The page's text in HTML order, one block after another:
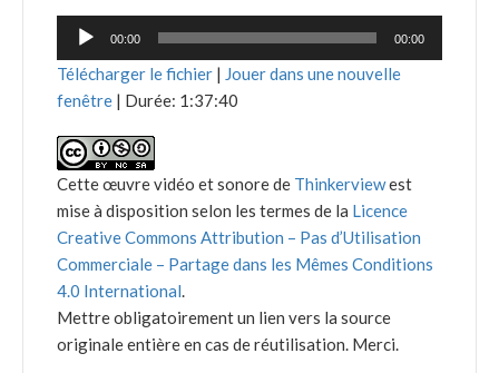
Lecteur
00:00 00:00
Télécharger le fichier | Jouer dans une nouvelle
fenêtre | Durée: 1:37:40
Cette œuvre vidéo et sonore de Thinkerviewest
mise à disposition selon les termes de la Licence
Creative Commons Attribution – Pas d’Utilisation
Commerciale – Partage dans les Mêmes Conditions
4.0 International.
Mettre obligatoirement un lien vers la source
originale entière en cas de réutilisation. Merci.